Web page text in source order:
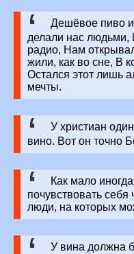
Дешёвое пиво
делали нас людьми,
радио, Нам
жили, как во сне, В
Остался этот лишь
мечты.
У христиан
вино. Вот он точно
Как мало
почувствовать
люди, на которых
У вина должна